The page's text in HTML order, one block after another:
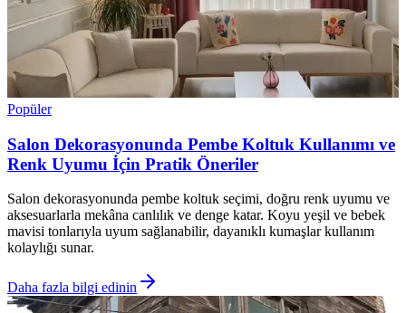
Popüler
Salon Dekorasyonunda Pembe Koltuk Kullanımı ve
Renk Uyumu İçin Pratik Öneriler
Salon dekorasyonunda pembe koltuk seçimi, doğru renk uyumu ve
aksesuarlarla mekâna canlılık ve denge katar. Koyu yeşil ve bebek
mavisi tonlarıyla uyum sağlanabilir, dayanıklı kumaşlar kullanım
kolaylığı sunar.
Daha fazla bilgi edinin